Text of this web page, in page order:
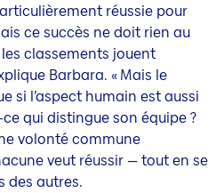
réussie pour
ce succès ne doit rien au
classements jouent
Barbara. « Mais le
si l’aspect humain est aussi
ce qui distingue son équipe ?
volonté commune
veut réussir — tout en se
des autres.